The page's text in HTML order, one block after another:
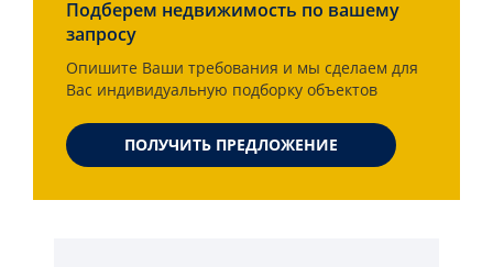
Подберем недвижимость по вашему
запросу
Опишите Ваши требования и мы сделаем для
Вас индивидуальную подборку объектов
ПОЛУЧИТЬ ПРЕДЛОЖЕНИЕ